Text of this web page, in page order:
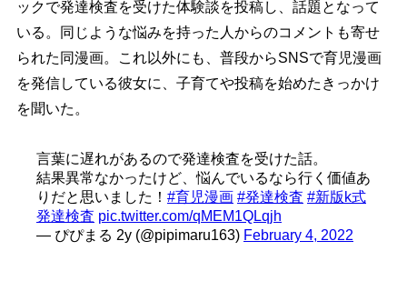
ックで発達検査を受けた体験談を投稿し、話題となって
いる。同じような悩みを持った人からのコメントも寄せ
られた同漫画。これ以外にも、普段からSNSで育児漫画
を発信している彼女に、子育てや投稿を始めたきっかけ
を聞いた。
言葉に遅れがあるので発達検査を受けた話。
結果異常なかったけど、悩んでいるなら行く価値あ
りだと思いました！ #育児漫画 #発達検査 #新版k式
発達検査 pic.twitter.com/qMEM1QLqjh
— ぴぴまる 2y (@pipimaru163) February 4, 2022